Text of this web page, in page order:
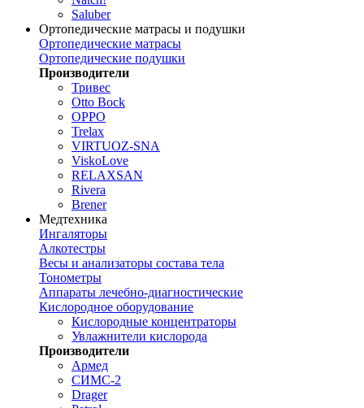
Saluber
Ортопедические матрасы и подушки
Ортопедические матрасы
Ортопедические подушки
Производители
Тривес
Otto Bock
OPPO
Trelax
VIRTUOZ-SNA
ViskoLove
RELAXSAN
Rivera
Brener
Медтехника
Ингаляторы
Алкотестры
Весы и анализаторы состава тела
Тонометры
Аппараты лечебно-диагностические
Кислородное оборудование
Кислородные концентраторы
Увлажнители кислорода
Производители
Армед
СИМС-2
Drager